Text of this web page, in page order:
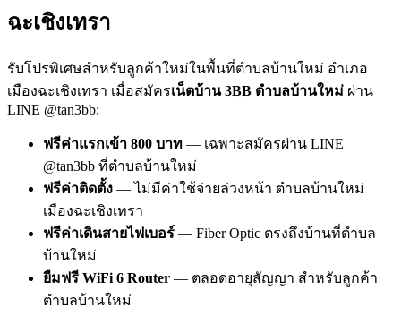
ฉะเชิงเทรา
รับโปรพิเศษสำหรับลูกค้าใหม่ในพื้นที่ตำบลบ้านใหม่ อำเภอ
เมืองฉะเชิงเทรา เมื่อสมัครเน็ตบ้าน 3BB ตำบลบ้านใหม่ ผ่าน
LINE @tan3bb:
ฟรีค่าแรกเข้า 800 บาท — เฉพาะสมัครผ่าน LINE
@tan3bb ที่ตำบลบ้านใหม่
ฟรีค่าติดตั้ง — ไม่มีค่าใช้จ่ายล่วงหน้า ตำบลบ้านใหม่
เมืองฉะเชิงเทรา
ฟรีค่าเดินสายไฟเบอร์ — Fiber Optic ตรงถึงบ้านที่ตำบล
บ้านใหม่
ยืมฟรี WiFi 6 Router — ตลอดอายุสัญญา สำหรับลูกค้า
ตำบลบ้านใหม่